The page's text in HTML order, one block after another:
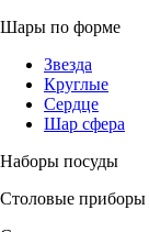
Шары по форме
Звезда
Круглые
Сердце
Шар сфера
Наборы посуды
Столовые приборы